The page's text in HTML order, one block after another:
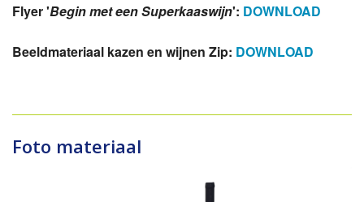
Flyer 'Begin met een Superkaaswijn': DOWNLOAD
Beeldmateriaal kazen en wijnen Zip: DOWNLOAD
Foto materiaal